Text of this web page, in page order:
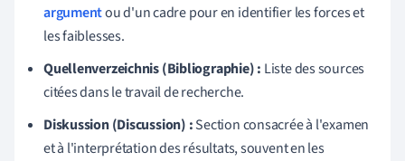
argumentou d'un cadre pour en identifier les forces et
les faiblesses.
Quellenverzeichnis (Bibliographie) : Liste des sources
citées dans le travail de recherche.
Diskussion (Discussion) :Section consacrée à l'examen
et à l'interprétation des résultats, souvent en les